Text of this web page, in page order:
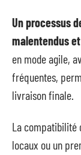
Un processus
malentendus
en mode agile,
fréquentes,
livraison finale.
La compatibilité
locaux ou un